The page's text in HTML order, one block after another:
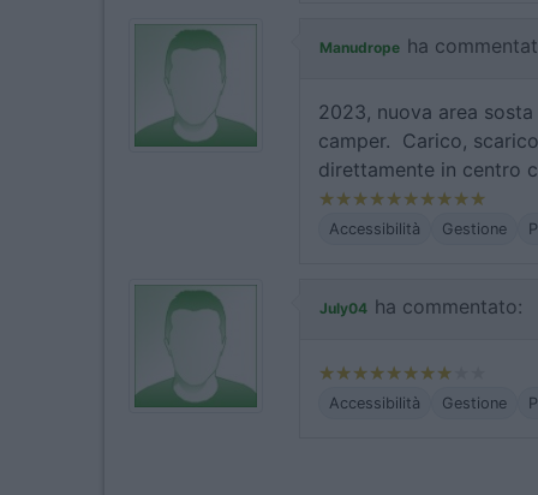
Manudrope ha
2023, nuova area
camper. Carico,
direttamente in centro
Accessibilità Gestione
July04 ha commentato:
Accessibilità Gestione